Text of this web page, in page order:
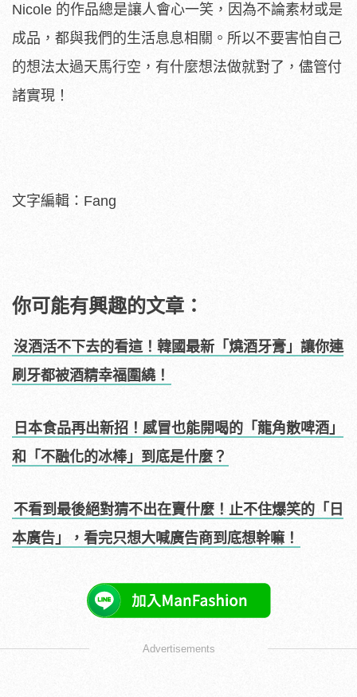
Nicole 的作品總是讓人會心一笑，因為不論素材或是
成品，都與我們的生活息息相關。所以不要害怕自己
的想法太過天馬行空，有什麼想法做就對了，儘管付
諸實現！
文字編輯：Fang
你可能有興趣的文章：
沒酒活不下去的看這！韓國最新「燒酒牙膏」讓你連
刷牙都被酒精幸福圍繞！
日本食品再出新招！感冒也能開喝的「龍角散啤酒」
和「不融化的冰棒」到底是什麼？
不看到最後絕對猜不出在賣什麼！止不住爆笑的「日
本廣告」，看完只想大喊廣告商到底想幹嘛！
Advertisements